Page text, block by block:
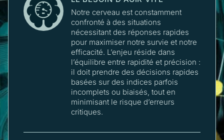
Notre cerveau est constamment
confronté à des situations
nécessitant des réponses rapides
pour maximiser notre survie et notre
efficacité. L’enjeu réside dans
l’équilibre entre rapidité et précision :
il doit prendre des décisions rapides
basées sur des indices parfois
incomplets ou biaisés, tout en
minimisant le risque d’erreurs
critiques.